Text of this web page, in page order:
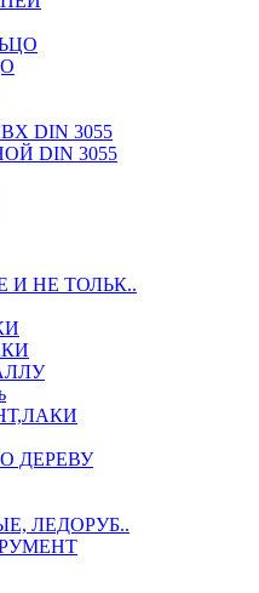
DIN 3055
DIN 3055
НЕ ТОЛЬК..
ДЕРЕВУ
ЛЕДОРУБ..